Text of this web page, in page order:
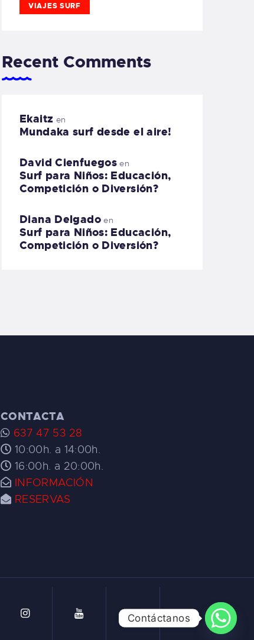
VIAJES SURF
Recent Comments
Ekaitz en
Mundaka surf desde el aire!
David Cienfuegos en
Surf para Niños: Educación,
Competición o Diversión?
Diana Delgadoen
Surf para Niños: Educación,
Competición o Diversión?
CONTACTA
637 47 53 28
10:00h. a 14:00h.
16:00h. a 20:00h.
INFORMACIÓN
RESERVAS
Contáctanos